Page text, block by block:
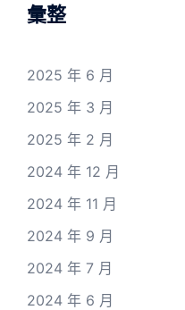
彙整
2025 年 6 月
2025 年 3 月
2025 年 2 月
2024 年 12 月
2024 年 11 月
2024 年 9 月
2024 年 7 月
2024 年 6 月